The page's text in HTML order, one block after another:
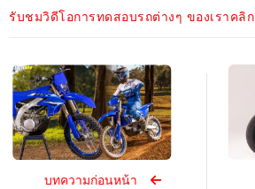
รับชมวิดีโอการทดสอบรถต่างๆ ของเราคลิก
บทความก่อนหน้า